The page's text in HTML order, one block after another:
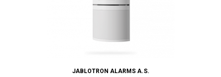
JABLOTRON ALARMS A.S.